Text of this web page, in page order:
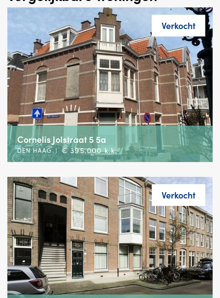
Verkocht
Cornelis Jolstraat 5 5a
DEN HAAG | € 395.000 k.k.
Verkocht